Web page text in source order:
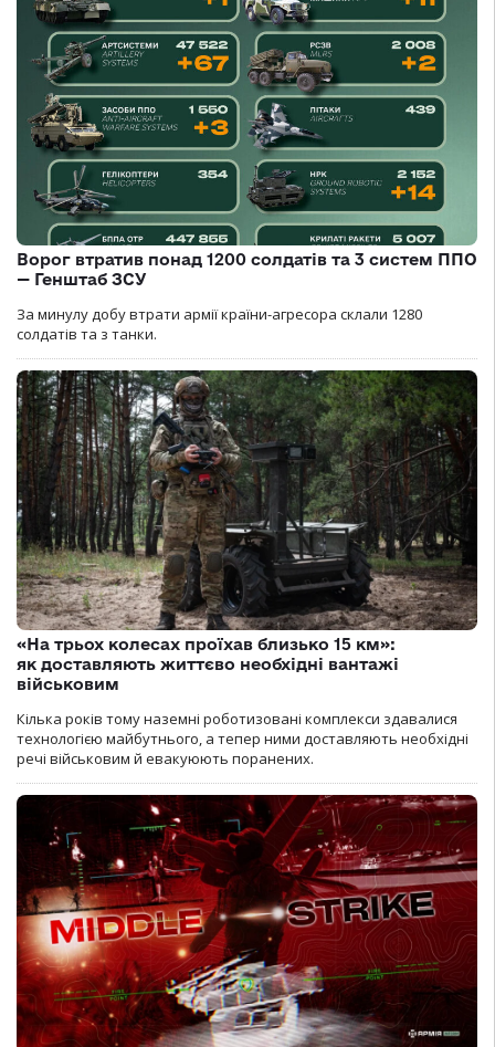
Ворог втратив понад 1200 солдатів та 3 систем ППО
— Генштаб ЗСУ
За минулу добу втрати армії країни-агресора склали 1280
солдатів та з танки.
«На трьох колесах проїхав близько 15 км»:
як доставляють життєво необхідні вантажі
військовим
Кілька років тому наземні роботизовані комплекси здавалися
технологією майбутнього, а тепер ними доставляють необхідні
речі військовим й евакуюють поранених.